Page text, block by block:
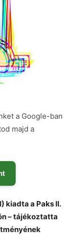
a Google-ban
majd a
kiadta a Paks II.
– tájékoztatta